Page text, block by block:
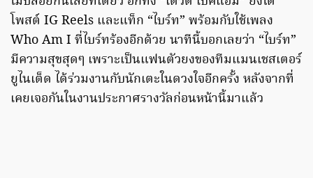
โพสต์ IG Reels​ และแท็ก “ไบร์ท” พร้อมกับใช้เพลง
Who Am I ที่ไบร์ทร้องอีกด้วย นาทีนี้บอกเลยว่า “ไบร์ท”
มีความสุขสุดๆ เพราะเป็นแฟนตัวยงของทีมแมนเชสเตอร์
ยูไนเต็ด ได้ร่วมงานกับนักเตะในดวงใจอีกครั้ง หลังจากที่
เคยเจอกันในงานประกาศรางวัลก่อนหน้านี้มาแล้ว